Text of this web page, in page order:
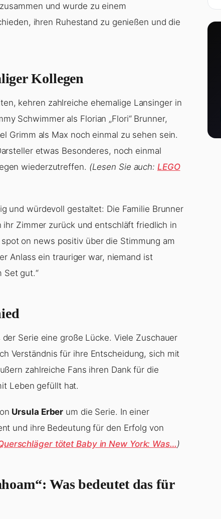
und wurde zu einem
ihren Ruhestand zu genießen und die
Kollegen
kehren zahlreiche ehemalige Lansinger in
Schwimmer als Florian „Flori“ Brunner,
Grimm als Max noch einmal zu sehen sein.
etwas Besonderes, noch einmal
wiederzutreffen. (Lesen Sie auch: LEGO
und würdevoll gestaltet: Die Familie Brunner
Zimmer zurück und entschläft friedlich in
on news positiv über die Stimmung am
Anlass ein trauriger war, niemand ist
Set gut.“
Serie eine große Lücke. Viele Zuschauer
Verständnis für ihre Entscheidung, sich mit
zahlreiche Fans ihren Dank für die
Leben gefüllt hat.
Ursula Erber um die Serie. In einer
und ihre Bedeutung für den Erfolg von
tötet Baby in New York: Was…)
Was bedeutet das für